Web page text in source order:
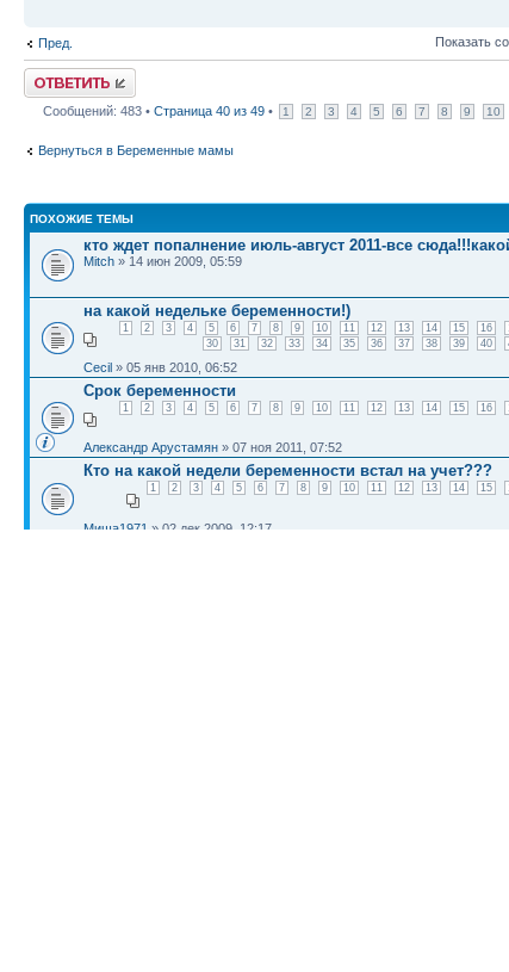
Пред. Показать
Ответить
Сообщений: 483 • Страница 40 из 49 • 1 2 3 4 5 6 7 8 9 10
Вернуться в Беременные мамы
ПОХОЖИЕ ТЕМЫ
кто ждет попалнение июль-август 2011-все
Mitch » 14 июн 2009, 05:59
на какой недельке беременности!)
1 2 3 4 5 6 7 8 9 10 11 12 13 14 15 16
30
31 32 33 34 35 36 37 38 39 40
Cecil » 05 янв 2010, 06:52
Срок беременности
1 2 3 4 5 6 7 8 9 10 11 12 13 14 15 16
Александр Арустамян » 07 ноя 2011, 07:52
Кто на какой недели беременности встал на учет???
1 2 3 4 5 6 7 8 9 10 11 12 13 14 15
Миша1971 » 02 дек 2009, 12:17